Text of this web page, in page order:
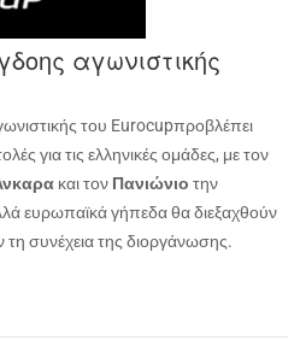
αγωνιστικής
του Eurocupπροβλέπει
για τις ελληνικές ομάδες, με τον
και τον Πανιώνιο την
ευρωπαϊκά γήπεδα θα διεξαχθούν
συνέχεια της διοργάνωσης.